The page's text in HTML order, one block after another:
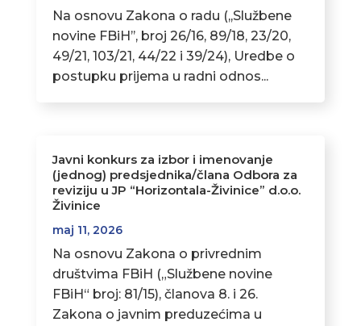
Na osnovu Zakona o radu (,,Službene
novine FBiH’’, broj 26/16, 89/18, 23/20,
49/21, 103/21, 44/22 i 39/24), Uredbe o
postupku prijema u radni odnos...
Javni konkurs za izbor i imenovanje
(jednog) predsjednika/člana Odbora za
reviziju u JP “Horizontala-Živinice” d.o.o.
Živinice
maj 11, 2026
Na osnovu Zakona o privrednim
društvima FBiH („Službene novine
FBiH“ broj: 81/15), članova 8. i 26.
Zakona o javnim preduzećima u